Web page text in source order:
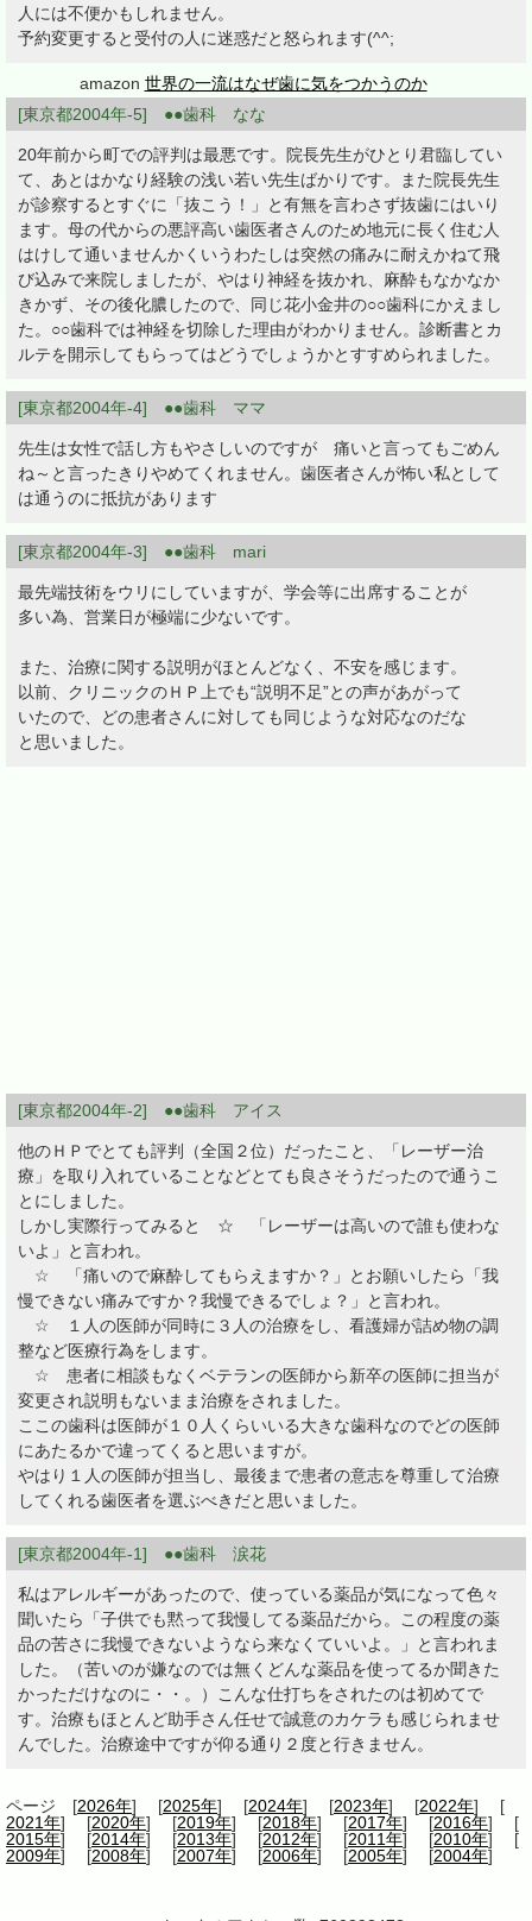
人には不便かもしれません。
予約変更すると受付の人に迷惑だと怒られます(^^;
amazon 世界の一流はなぜ歯に気をつかうのか
[東京都2004年-5] ●●歯科 なな
20年前から町での評判は最悪です。院長先生がひとり君臨してい
て、あとはかなり経験の浅い若い先生ばかりです。また院長先生
が診察するとすぐに「抜こう！」と有無を言わさず抜歯にはいり
ます。母の代からの悪評高い歯医者さんのため地元に長く住む人
はけして通いませんかくいうわたしは突然の痛みに耐えかねて飛
び込みで来院しましたが、やはり神経を抜かれ、麻酔もなかなか
きかず、その後化膿したので、同じ花小金井の○○歯科にかえまし
た。○○歯科では神経を切除した理由がわかりません。診断書とカ
ルテを開示してもらってはどうでしょうかとすすめられました。
[東京都2004年-4] ●●歯科 ママ
先生は女性で話し方もやさしいのですが 痛いと言ってもごめん
ね～と言ったきりやめてくれません。歯医者さんが怖い私として
は通うのに抵抗があります
[東京都2004年-3] ●●歯科 mari
最先端技術をウリにしていますが、学会等に出席することが
多い為、営業日が極端に少ないです。
また、治療に関する説明がほとんどなく、不安を感じます。
以前、クリニックのＨＰ上でも“説明不足”との声があがって
いたので、どの患者さんに対しても同じような対応なのだな
と思いました。
[東京都2004年-2] ●●歯科 アイス
他のＨＰでとても評判（全国２位）だったこと、「レーザー治
療」を取り入れていることなどとても良さそうだったので通うこ
とにしました。
しかし実際行ってみると ☆ 「レーザーは高いので誰も使わな
いよ」と言われ。
☆ 「痛いので麻酔してもらえますか？」とお願いしたら「我
慢できない痛みですか？我慢できるでしょ？」と言われ。
☆ １人の医師が同時に３人の治療をし、看護婦が詰め物の調
整など医療行為をします。
☆ 患者に相談もなくベテランの医師から新卒の医師に担当が
変更され説明もないまま治療をされました。
ここの歯科は医師が１０人くらいいる大きな歯科なのでどの医師
にあたるかで違ってくると思いますが。
やはり１人の医師が担当し、最後まで患者の意志を尊重して治療
してくれる歯医者を選ぶべきだと思いました。
[東京都2004年-1] ●●歯科 涙花
私はアレルギーがあったので、使っている薬品が気になって色々
聞いたら「子供でも黙って我慢してる薬品だから。この程度の薬
品の苦さに我慢できないようなら来なくていいよ。」と言われま
した。（苦いのが嫌なのでは無くどんな薬品を使ってるか聞きた
かっただけなのに・・。）こんな仕打ちをされたのは初めてで
す。治療もほとんど助手さん任せで誠意のカケラも感じられませ
んでした。治療途中ですが仰る通り２度と行きません。
ページ [2026年] [2025年] [2024年] [2023年] [2022年] [
2021年] [2020年] [2019年] [2018年] [2017年] [2016年] [
2015年] [2014年] [2013年] [2012年] [2011年] [2010年] [
2009年] [2008年] [2007年] [2006年] [2005年] [2004年]